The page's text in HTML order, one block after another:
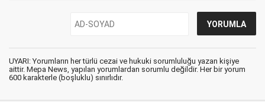
UYARI: Yorumların her türlü cezai ve hukuki sorumluluğu yazan kişiye
aittir. Mepa News, yapılan yorumlardan sorumlu değildir. Her bir yorum
600 karakterle (boşluklu) sınırlıdır.